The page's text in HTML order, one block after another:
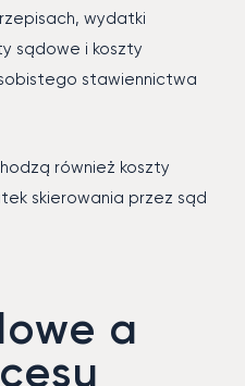
wydatki
sądowe i koszty
stawiennictwa
również koszty
skierowania przez sąd
a